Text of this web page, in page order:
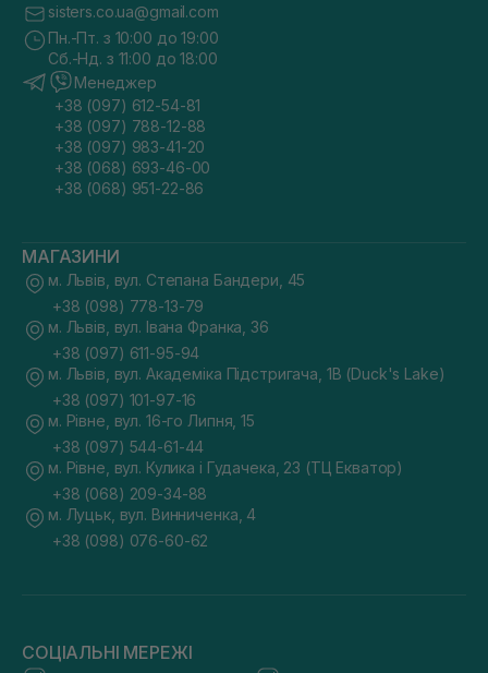
sisters.co.ua@gmail.com
Пн.-Пт. з 10:00 до 19:00
Сб.-Нд. з 11:00 до 18:00
Менеджер
+38 (097) 612-54-81
+38 (097) 788-12-88
+38 (097) 983-41-20
+38 (068) 693-46-00
+38 (068) 951-22-86
МАГАЗИНИ
м. Львів, вул. Степана Бандери, 45
+38 (098) 778-13-79
м. Львів, вул. Івана Франка, 36
+38 (097) 611-95-94
м. Львів, вул. Академіка Підстригача, 1В (Duck's Lake)
+38 (097) 101-97-16
м. Рівне, вул. 16-го Липня, 15
+38 (097) 544-61-44
м. Рівне, вул. Кулика і Гудачека, 23 (ТЦ Екватор)
+38 (068) 209-34-88
м. Луцьк, вул. Винниченка, 4
+38 (098) 076-60-62
СОЦІАЛЬНІ МЕРЕЖІ